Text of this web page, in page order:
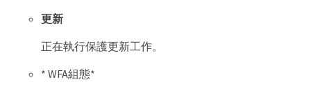
更新
正在執行保護更新工作。
* WFA組態*